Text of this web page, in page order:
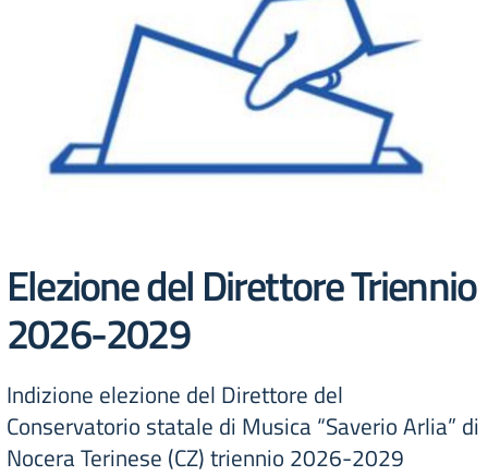
Elezione del Direttore Triennio
2026-2029
Indizione elezione del Direttore del
Conservatorio statale di Musica “Saverio Arlia” di
Nocera Terinese (CZ) triennio 2026-2029